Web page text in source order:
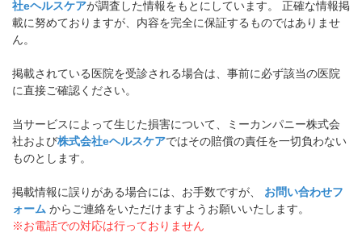
社eヘルスケアが調査した情報をもとにしています。 正確な情報掲
載に努めておりますが、内容を完全に保証するものではありませ
ん。
掲載されている医院を受診される場合は、事前に必ず該当の医院
に直接ご確認ください。
当サービスによって生じた損害について、ミーカンパニー株式会
社および株式会社eヘルスケアではその賠償の責任を一切負わない
ものとします。
掲載情報に誤りがある場合には、お手数ですが、
お問い合わせフ
ォーム からご連絡をいただけますようお願いいたします。
※お電話での対応は行っておりません